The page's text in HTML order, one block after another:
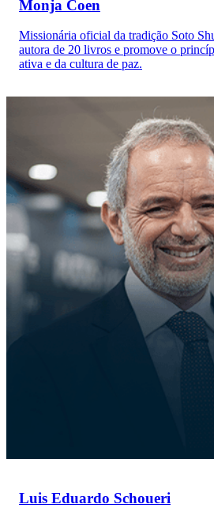
Monja Coen
Missionária oficial da tradição Soto
autora de 20 livros e promove o
ativa e da cultura de paz.
Luis Eduardo Schoueri